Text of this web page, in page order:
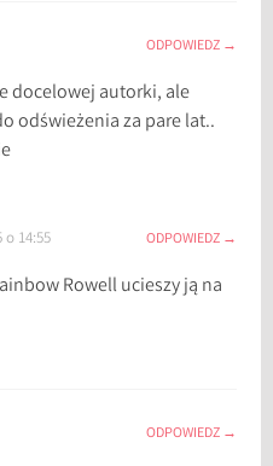
ODPOWIEDZ
docelowej autorki, ale
odświeżenia za pare lat..
o 14:55 ODPOWIEDZ
Rowell ucieszy ją na
ODPOWIEDZ